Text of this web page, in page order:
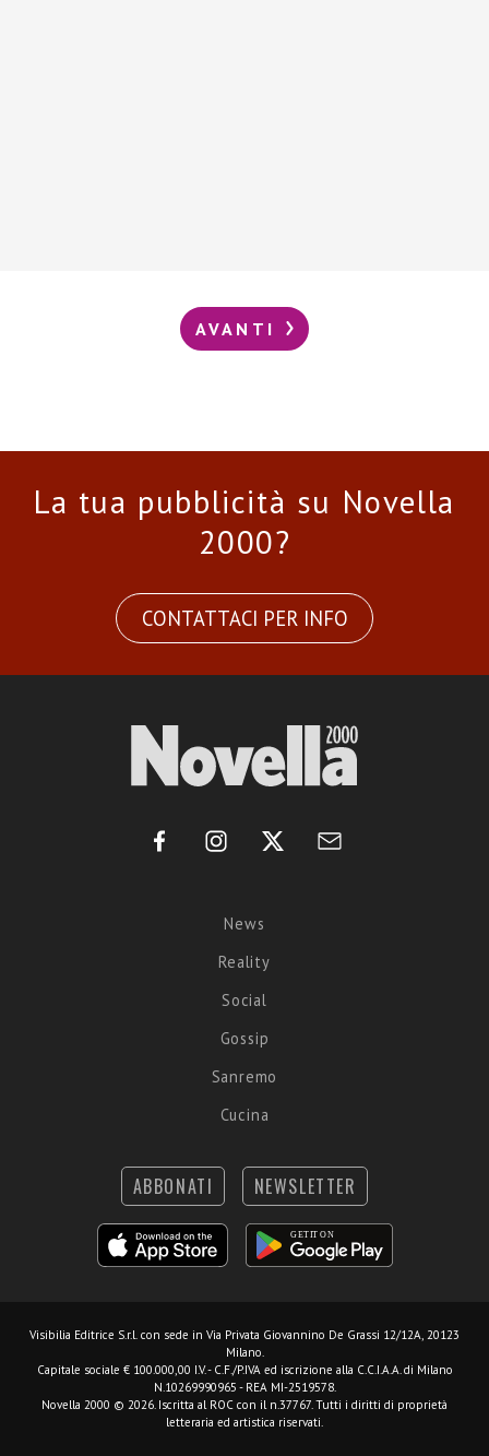
AVANTI
La tua pubblicità su Novella
2000?
CONTATTACI PER INFO
News
Reality
Social
Gossip
Sanremo
Cucina
ABBONATI NEWSLETTER
Visibilia Editrice S.r.l. con sede in Via Privata Giovannino De Grassi 12/12A, 20123
Milano.
Capitale sociale € 100.000,00 I.V. - C.F./P.IVA ed iscrizione alla C.C.I.A.A. di Milano
N.10269990965 - REA MI-2519578.
Novella 2000 © 2026. Iscritta al ROC con il n.37767. Tutti i diritti di proprietà
letteraria ed artistica riservati.